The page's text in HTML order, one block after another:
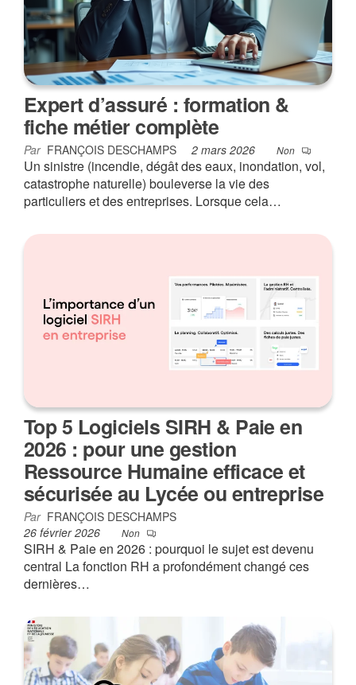
Expert d’assuré : formation &
fiche métier complète
Par FRANÇOIS DESCHAMPS 2 mars 2026 Non
Un sinistre (incendie, dégât des eaux, inondation, vol,
catastrophe naturelle) bouleverse la vie des
particuliers et des entreprises. Lorsque cela…
Top 5 Logiciels SIRH & Paie en
2026 : pour une gestion
Ressource Humaine efficace et
sécurisée au Lycée ou entreprise
Par FRANÇOIS DESCHAMPS
26 février 2026
Non
SIRH & Paie en 2026 : pourquoi le sujet est devenu
central La fonction RH a profondément changé ces
dernières…